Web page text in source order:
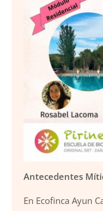
Antecedentes
En Ecofinca Ayun